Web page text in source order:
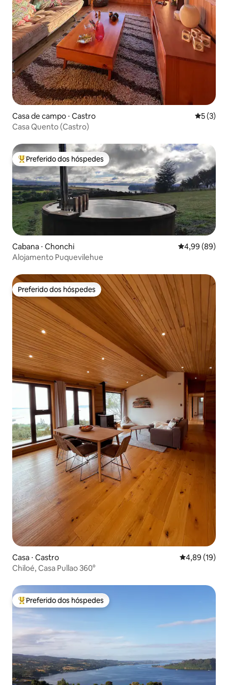
Casa de campo ⋅ Castro 5 de
5 (3)
Casa Quento (Castro)
Entre os melhores preferidos dos hóspedes
Preferido dos hóspedes
Cabana ⋅ Chonchi 4,99 de uma
4,99 (89)
Alojamento Puquevilehue
Preferido dos hóspedes
Preferido dos hóspedes
Casa ⋅ Castro 4,89 de uma
4,89 (19)
Chiloé, Casa Pullao 360°
Entre os melhores preferidos dos hóspedes
Preferido dos hóspedes